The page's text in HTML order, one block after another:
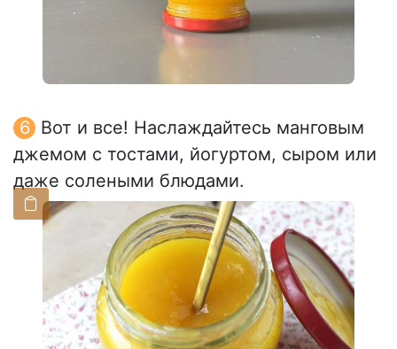
Вот и все! Наслаждайтесь манговым
джемом с тостами, йогуртом, сыром или
даже солеными блюдами.